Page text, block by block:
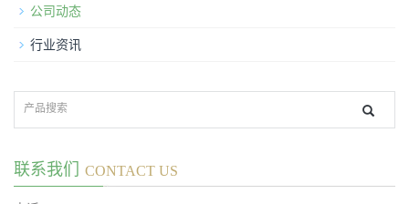
公司动态
行业资讯
联系我们 CONTACT US